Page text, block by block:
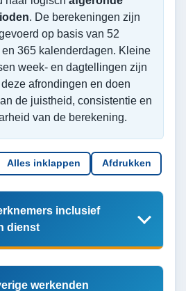
. De berekeningen zijn
op basis van 52
365 kalenderdagen. Kleine
week- en dagtellingen zijn
afrondingen en doen
de juistheid, consistentie en
van de berekening.
Alles inklappen Afdrukken
inclusief
dienst
werkenden